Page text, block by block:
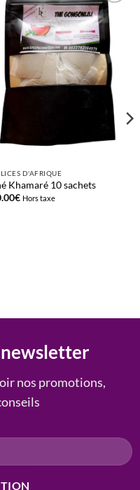
Ajouter
à la liste
d’envies
D'AFRIQUE
Khamaré 10 sachets
€ Hors taxe
nos promotions,